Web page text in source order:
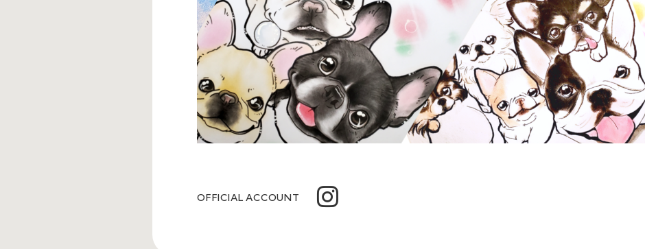
OFFICIAL ACCOUNT